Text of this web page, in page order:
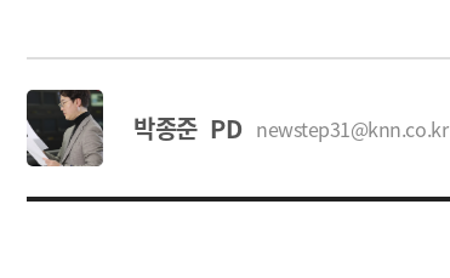
박종준 PD newstep31@knn.co.kr